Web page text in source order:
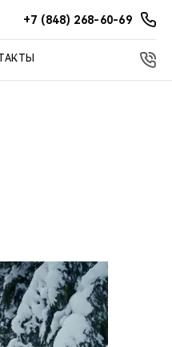
+7 (848) 268-60-69